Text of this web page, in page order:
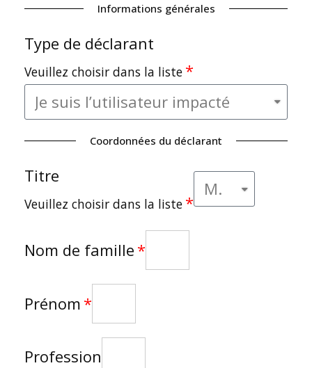
Informations générales
Type de déclarant
Veuillez choisir dans la liste
Coordonnées du déclarant
Titre
Veuillez choisir dans la liste
Nom de famille
Prénom
Profession